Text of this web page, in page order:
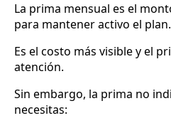
La prima mensual es el
para mantener activo el plan.
Es el costo más visible y el
atención.
Sin embargo, la prima no
necesitas: